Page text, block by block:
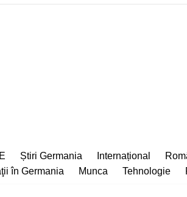
Știri Germania Internațional
în Germania
Munca Tehnologie